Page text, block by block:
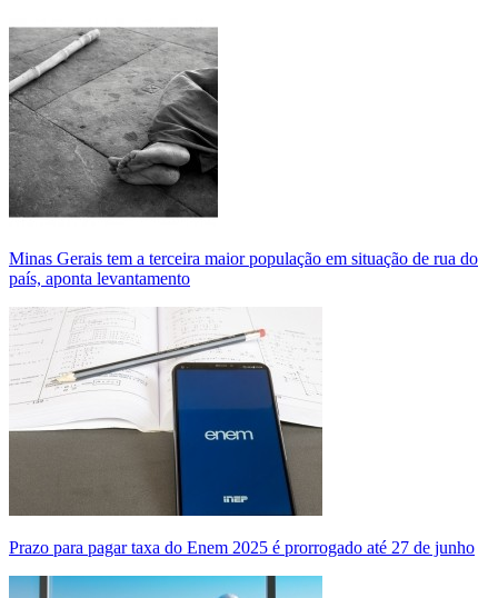
Minas Gerais tem a terceira maior população em situação de rua do
país, aponta levantamento
Prazo para pagar taxa do Enem 2025 é prorrogado até 27 de junho